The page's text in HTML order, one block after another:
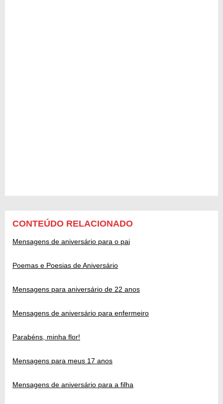
CONTEÚDO RELACIONADO
Mensagens de aniversário para o pai
Poemas e Poesias de Aniversário
Mensagens para aniversário de 22 anos
Mensagens de aniversário para enfermeiro
Parabéns, minha flor!
Mensagens para meus 17 anos
Mensagens de aniversário para a filha